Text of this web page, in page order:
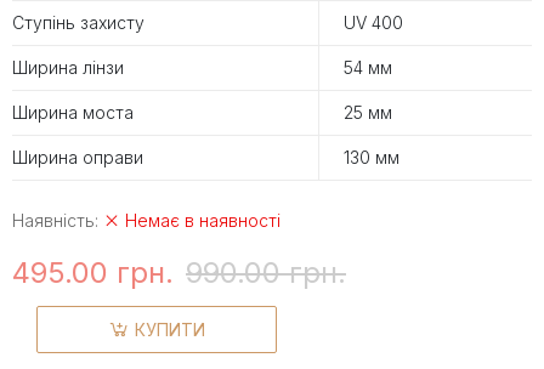
Ступінь захисту UV 400
Ширина лінзи 54 мм
Ширина моста 25 мм
Ширина оправи 130 мм
Наявність: Немає в наявності
495.00 грн. 990.00 грн.
КУПИТИ